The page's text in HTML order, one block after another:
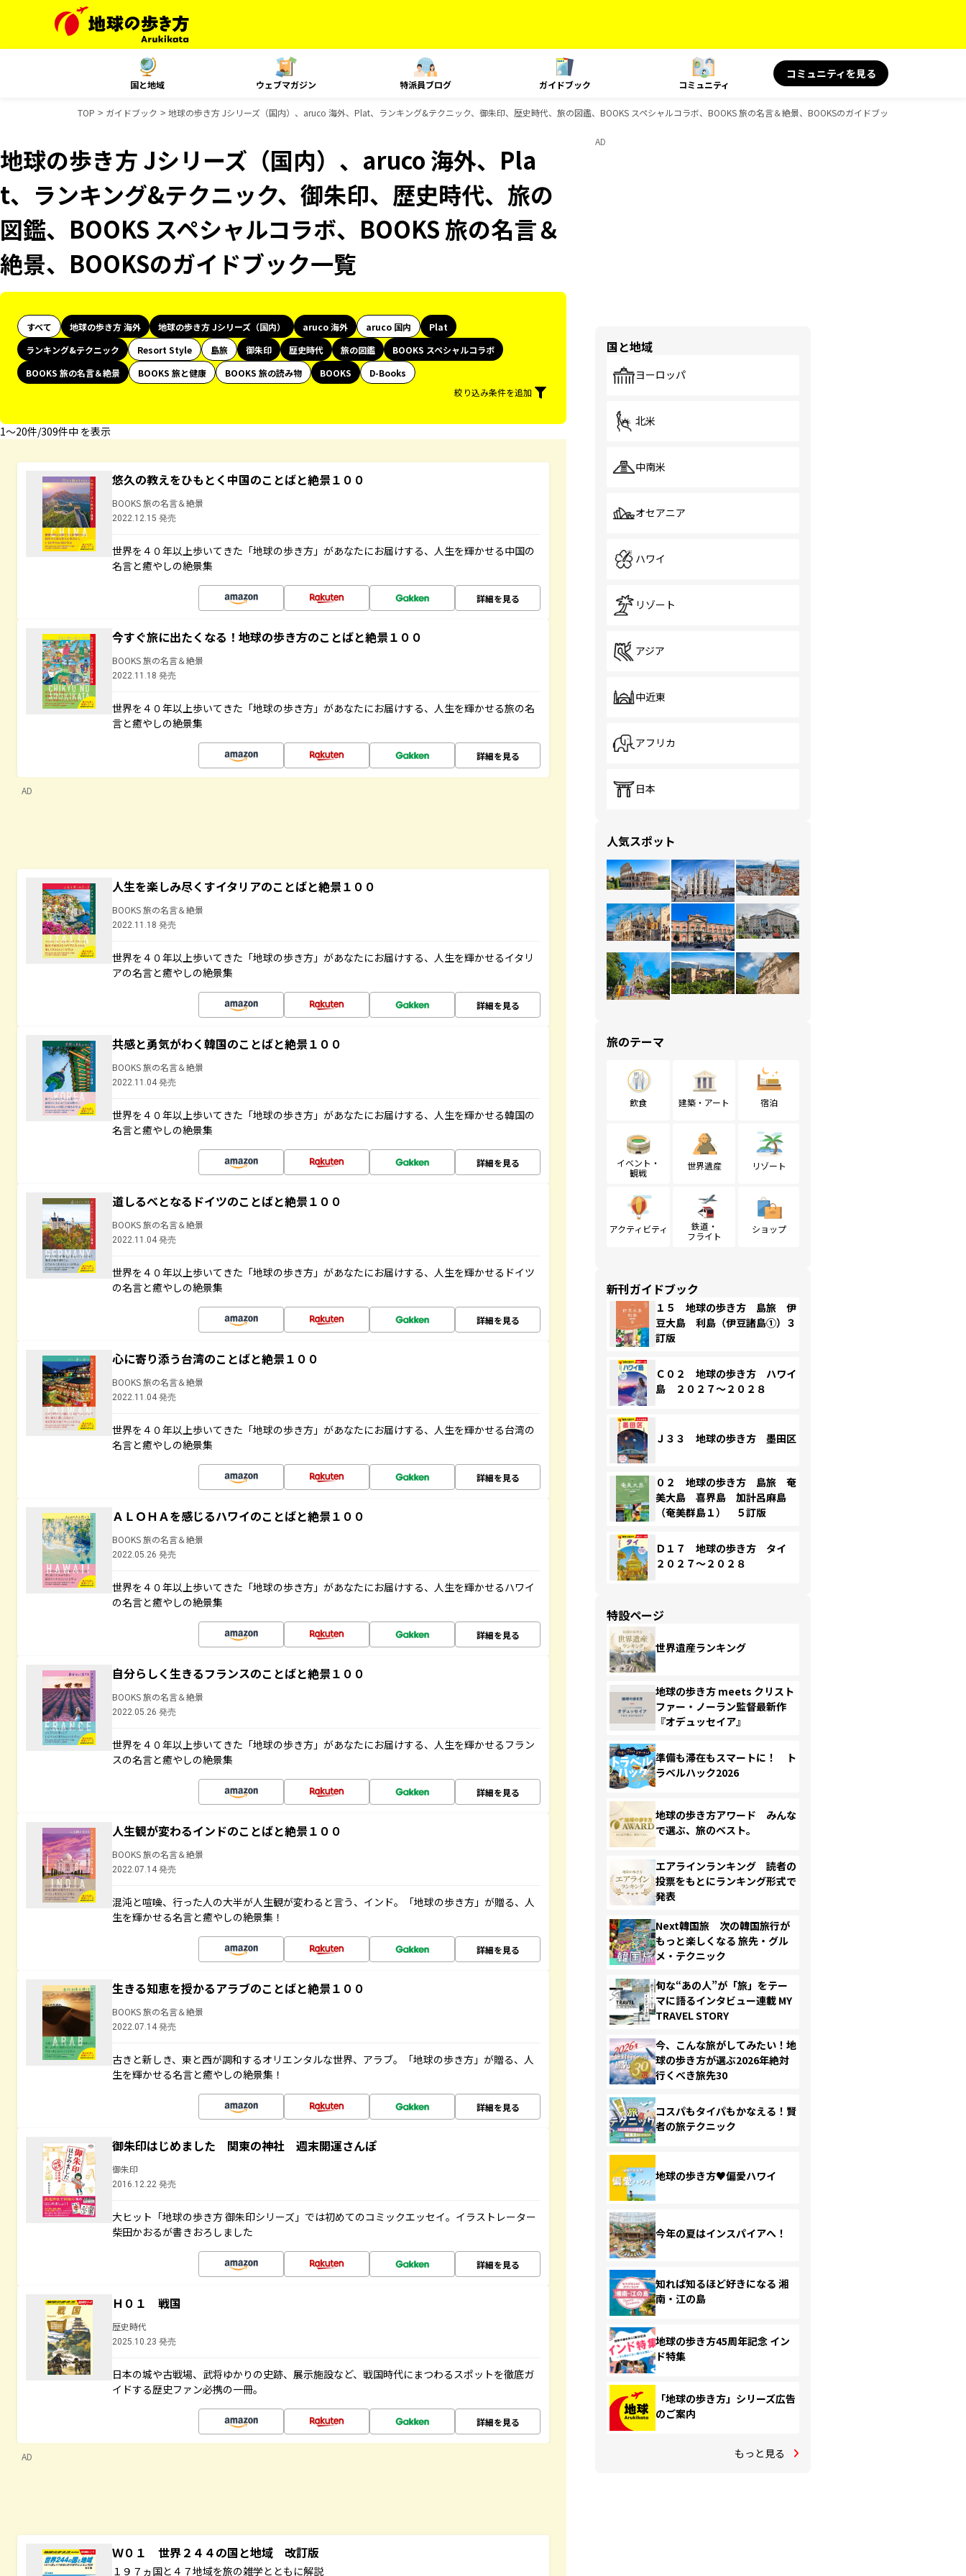
国と地域 ウェブマガジン 特派員ブログ ガイドブック コミュニティ
コミュニティを見る
TOP ガイドブック 地球の歩き方 Jシリーズ（国内）、aruco 海外、Plat、ランキング&テクニック、御朱印、歴史時代、旅の図鑑、BOOKS スペシャルコラボ、BOOKS 旅の名言＆絶景、BOOKSのガイドブック一覧
地球の歩き方 Jシリーズ（国内）、aruco 海外、Pla
t、ランキング&テクニック、御朱印、歴史時代、旅の
図鑑、BOOKS スペシャルコラボ、BOOKS 旅の名言＆
絶景、BOOKSのガイドブック一覧
すべて 地球の歩き方 海外 地球の歩き方 Jシリーズ（国内） aruco 海外 aruco 国内
Plat
ランキング&テクニック
Resort Style 島旅 御朱印 歴史時代 旅の図鑑
BOOKS スペシャルコラボ
BOOKS 旅の名言＆絶景
BOOKS 旅と健康 BOOKS 旅の読み物 BOOKS
D-Books
絞り込み条件を追加
1〜20件/309件中 を表示
悠久の教えをひもとく中国のことばと絶景１００
BOOKS 旅の名言＆絶景
2022.12.15 発売
世界を４０年以上歩いてきた「地球の歩き方」があなたにお届けする、人生を輝かせる中国の
名言と癒やしの絶景集
詳細を見る
今すぐ旅に出たくなる！地球の歩き方のことばと絶景１００
BOOKS 旅の名言＆絶景
2022.11.18 発売
世界を４０年以上歩いてきた「地球の歩き方」があなたにお届けする、人生を輝かせる旅の名
言と癒やしの絶景集
詳細を見る
AD
人生を楽しみ尽くすイタリアのことばと絶景１００
BOOKS 旅の名言＆絶景
2022.11.18 発売
世界を４０年以上歩いてきた「地球の歩き方」があなたにお届けする、人生を輝かせるイタリ
アの名言と癒やしの絶景集
詳細を見る
共感と勇気がわく韓国のことばと絶景１００
BOOKS 旅の名言＆絶景
2022.11.04 発売
世界を４０年以上歩いてきた「地球の歩き方」があなたにお届けする、人生を輝かせる韓国の
名言と癒やしの絶景集
詳細を見る
道しるべとなるドイツのことばと絶景１００
BOOKS 旅の名言＆絶景
2022.11.04 発売
世界を４０年以上歩いてきた「地球の歩き方」があなたにお届けする、人生を輝かせるドイツ
の名言と癒やしの絶景集
詳細を見る
心に寄り添う台湾のことばと絶景１００
BOOKS 旅の名言＆絶景
2022.11.04 発売
世界を４０年以上歩いてきた「地球の歩き方」があなたにお届けする、人生を輝かせる台湾の
名言と癒やしの絶景集
詳細を見る
ＡＬＯＨＡを感じるハワイのことばと絶景１００
BOOKS 旅の名言＆絶景
2022.05.26 発売
世界を４０年以上歩いてきた「地球の歩き方」があなたにお届けする、人生を輝かせるハワイ
の名言と癒やしの絶景集
詳細を見る
自分らしく生きるフランスのことばと絶景１００
BOOKS 旅の名言＆絶景
2022.05.26 発売
世界を４０年以上歩いてきた「地球の歩き方」があなたにお届けする、人生を輝かせるフラン
スの名言と癒やしの絶景集
詳細を見る
人生観が変わるインドのことばと絶景１００
BOOKS 旅の名言＆絶景
2022.07.14 発売
混沌と喧噪、行った人の大半が人生観が変わると言う、インド。「地球の歩き方」が贈る、人
生を輝かせる名言と癒やしの絶景集！
詳細を見る
生きる知恵を授かるアラブのことばと絶景１００
BOOKS 旅の名言＆絶景
2022.07.14 発売
古きと新しき、東と西が調和するオリエンタルな世界、アラブ。「地球の歩き方」が贈る、人
生を輝かせる名言と癒やしの絶景集！
詳細を見る
御朱印はじめました 関東の神社 週末開運さんぽ
御朱印
2016.12.22 発売
大ヒット「地球の歩き方 御朱印シリーズ」では初めてのコミックエッセイ。イラストレーター
柴田かおるが書きおろしました
詳細を見る
Ｈ０１ 戦国
歴史時代
2025.10.23 発売
日本の城や古戦場、武将ゆかりの史跡、展示施設など、戦国時代にまつわるスポットを徹底ガ
イドする歴史ファン必携の一冊。
詳細を見る
AD
Ｗ０１ 世界２４４の国と地域 改訂版
１９７ヵ国と４７地域を旅の雑学とともに解説
AD
国と地域
ヨーロッパ
北米
中南米
オセアニア
ハワイ
リゾート
アジア
中近東
アフリカ
日本
人気スポット
旅のテーマ
飲食 建築・アート 宿泊
イベント・
観戦
世界遺産 リゾート
アクティビティ
鉄道・
フライト
ショップ
新刊ガイドブック
１５ 地球の歩き方 島旅 伊
豆大島 利島（伊豆諸島①）３
訂版
Ｃ０２ 地球の歩き方 ハワイ
島 ２０２７～２０２８
Ｊ３３ 地球の歩き方 墨田区
０２ 地球の歩き方 島旅 奄
美大島 喜界島 加計呂麻島
（奄美群島１） ５訂版
Ｄ１７ 地球の歩き方 タイ
２０２７～２０２８
特設ページ
世界遺産ランキング
地球の歩き方 meets クリスト
ファー・ノーラン監督最新作
『オデュッセイア』
準備も滞在もスマートに！ ト
ラベルハック2026
地球の歩き方アワード みんな
で選ぶ、旅のベスト。
エアラインランキング 読者の
投票をもとにランキング形式で
発表
Next韓国旅 次の韓国旅行が
もっと楽しくなる 旅先・グル
メ・テクニック
旬な“あの人”が「旅」をテー
マに語るインタビュー連載 MY
TRAVEL STORY
今、こんな旅がしてみたい！地
球の歩き方が選ぶ2026年絶対
行くべき旅先30
コスパもタイパもかなえる！賢
者の旅テクニック
地球の歩き方♥偏愛ハワイ
今年の夏はインスパイアへ！
知れば知るほど好きになる 湘
南・江の島
地球の歩き方45周年記念 イン
ド特集
「地球の歩き方」シリーズ広告
のご案内
もっと見る